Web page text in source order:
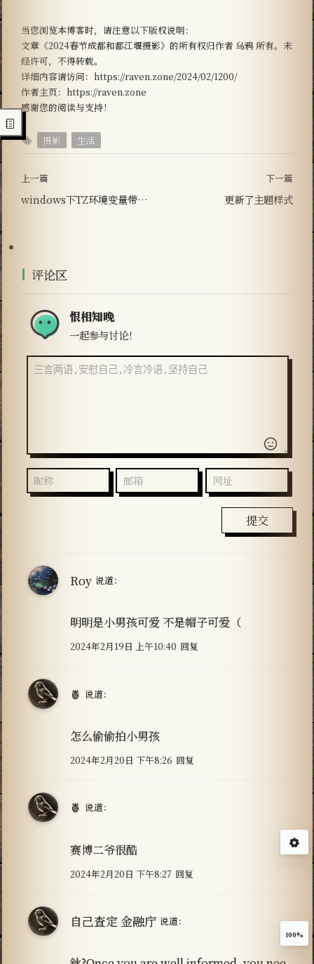
当您浏览本博客时，请注意以下版权说明：
文章《2024春节成都和都江堰摄影》的所有权归作者 乌鸦 所有。未
经许可，不得转载。
详细内容请访问：https://raven.zone/2024/02/1200/
作者主页：https://raven.zone
感谢您的阅读与支持！
摄影 生活
上一篇
windows下TZ环境变量带来的时区问题。
下一篇
更新了主题样式
评论区
恨相知晚
一起参与讨论！
提交
Roy 说道：
2024年2月19日 上午10:40
明明是小男孩可爱 不是帽子可爱（
回复
🍍 说道：
2024年2月20日 下午8:26
怎么偷偷拍小男孩
回复
🍍 说道：
2024年2月20日 下午8:27
赛博二爷很酷
回复
自己査定 金融庁 说道：
100%